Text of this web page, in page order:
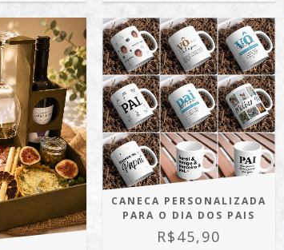
CANECA PERSONALIZADA
PARA O DIA DOS PAIS
R$45,90